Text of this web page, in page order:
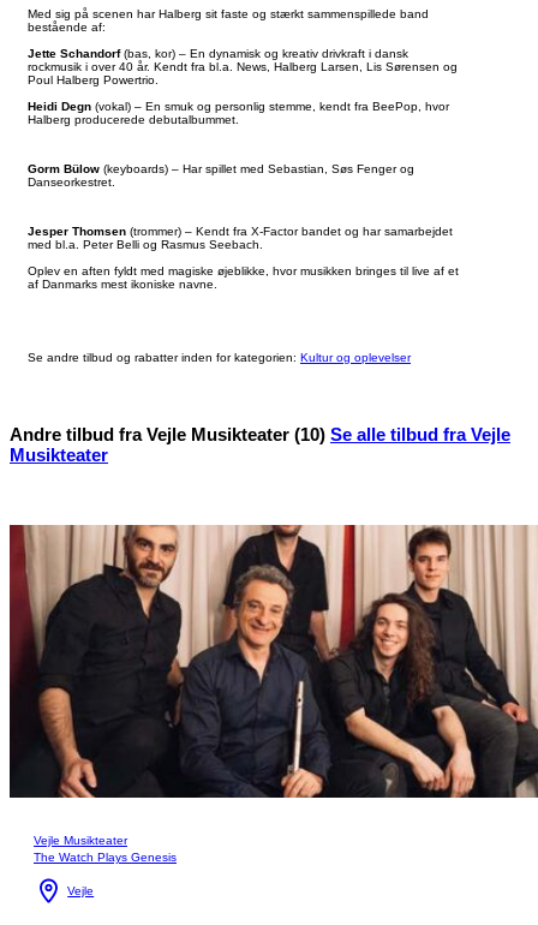
Med sig på scenen har Halberg sit faste og stærkt sammenspillede band
bestående af:
Jette Schandorf(bas, kor) – En dynamisk og kreativ drivkraft i dansk
rockmusik i over 40 år. Kendt fra bl.a. News, Halberg Larsen, Lis Sørensen og
Poul Halberg Powertrio.
Heidi Degn (vokal) – En smuk og personlig stemme, kendt fra BeePop, hvor
Halberg producerede debutalbummet.
Gorm Bülow (keyboards) – Har spillet med Sebastian, Søs Fenger og
Danseorkestret.
Jesper Thomsen (trommer) – Kendt fra X-Factor bandet og har samarbejdet
med bl.a. Peter Belli og Rasmus Seebach.
Oplev en aften fyldt med magiske øjeblikke, hvor musikken bringes til live af et
af Danmarks mest ikoniske navne.
Se andre tilbud og rabatter inden for kategorien: Kultur og oplevelser
Andre tilbud fra Vejle Musikteater (10) Se alle tilbud fra Vejle
Musikteater
Vejle Musikteater
The Watch Plays Genesis
Vejle